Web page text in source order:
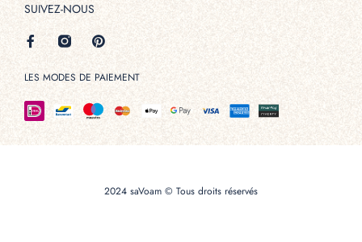
SUIVEZ-NOUS
LES MODES DE PAIEMENT
2024 saVoam © Tous droits réservés